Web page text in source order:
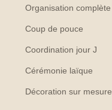
Organisation complète
Coup de pouce
Coordination jour J
Cérémonie laïque
Décoration sur mesure